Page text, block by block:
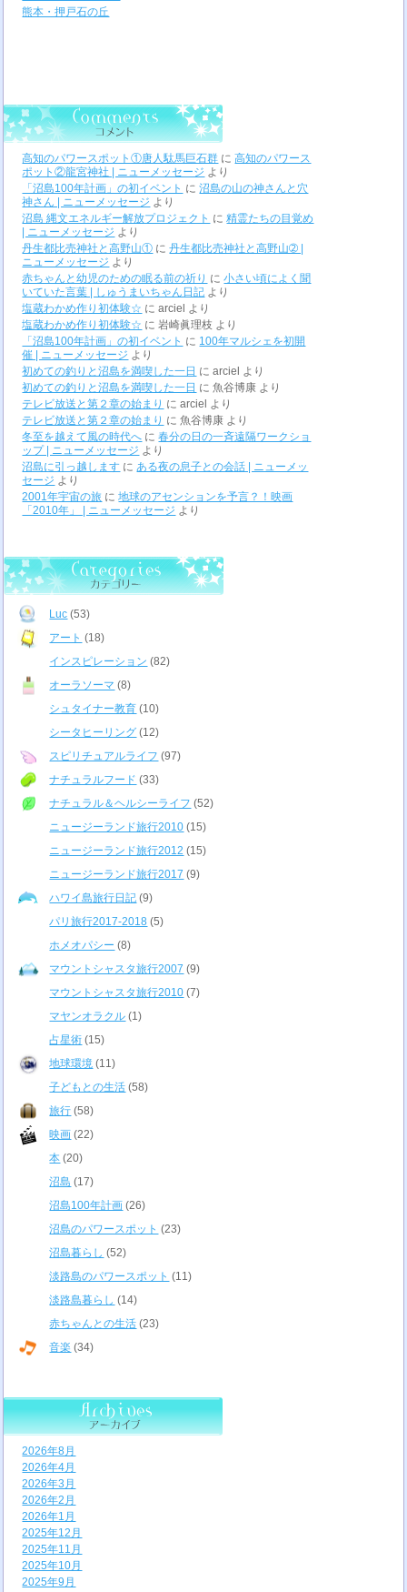
熊本・押戸石の丘
高知のパワースポット①唐人駄馬巨石群 に高知のパワース
ポット②龍宮神社 | ニューメッセージ より
「沼島100年計画」の初イベント に沼島の山の神さんと穴
神さん | ニューメッセージ より
沼島 縄文エネルギー解放プロジェクト に精霊たちの目覚め
| ニューメッセージ より
丹生都比売神社と高野山① に丹生都比売神社と高野山➁ |
ニューメッセージ より
赤ちゃんと幼児のための眠る前の祈り に小さい頃によく聞
いていた言葉 | しゅうまいちゃん日記 より
塩蔵わかめ作り初体験☆ にarciel
より
塩蔵わかめ作り初体験☆ に岩崎眞理枝 より
「沼島100年計画」の初イベント に 100年マルシェを初開
催 | ニューメッセージ より
初めての釣りと沼島を満喫した一日 にarciel
より
初めての釣りと沼島を満喫した一日 に魚谷博康 より
テレビ放送と第２章の始まり にarciel
より
テレビ放送と第２章の始まり に魚谷博康 より
冬至を越えて風の時代へ に春分の日の一斉遠隔ワークショ
ップ | ニューメッセージ より
沼島に引っ越します に ある夜の息子との会話 | ニューメッ
セージ より
2001年宇宙の旅 に地球のアセンションを予言？！映画
「2010年」 | ニューメッセージ より
Luc (53)
アート (18)
インスピレーション (82)
オーラソーマ (8)
シュタイナー教育 (10)
シータヒーリング (12)
スピリチュアルライフ (97)
ナチュラルフード (33)
ナチュラル＆ヘルシーライフ (52)
ニュージーランド旅行2010 (15)
ニュージーランド旅行2012 (15)
ニュージーランド旅行2017 (9)
ハワイ島旅行日記 (9)
パリ旅行2017-2018 (5)
ホメオパシー (8)
マウントシャスタ旅行2007 (9)
マウントシャスタ旅行2010 (7)
マヤンオラクル (1)
占星術 (15)
地球環境 (11)
子どもとの生活 (58)
旅行 (58)
映画 (22)
本 (20)
沼島 (17)
沼島100年計画 (26)
沼島のパワースポット (23)
沼島暮らし (52)
淡路島のパワースポット (11)
淡路島暮らし (14)
赤ちゃんとの生活 (23)
音楽 (34)
2026年8月
2026年4月
2026年3月
2026年2月
2026年1月
2025年12月
2025年11月
2025年10月
2025年9月